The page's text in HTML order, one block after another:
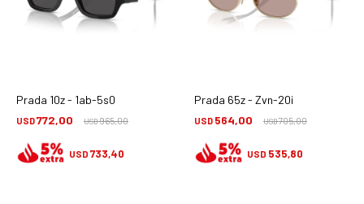
Prada 10z - 1ab-5s0
USD772,00 USD965,00
USD 733,40
Prada 65z - Zvn-20i
USD 564,00 USD705,00
USD 535,80